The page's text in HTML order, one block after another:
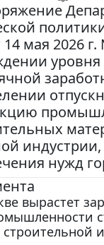
мая 2026
нужд
вырастет